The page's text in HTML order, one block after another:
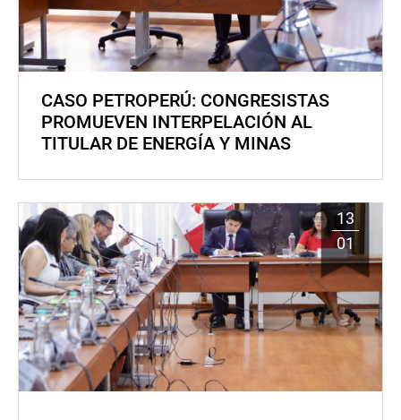
CASO PETROPERÚ: CONGRESISTAS
PROMUEVEN INTERPELACIÓN AL
TITULAR DE ENERGÍA Y MINAS
13
01